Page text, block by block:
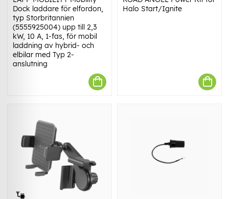
Dock laddare för elfordon,
typ Storbritannien
(5555925004) upp till 2,3
kW, 10 A, 1-fas, för mobil
laddning av hybrid- och
elbilar med Typ 2-
anslutning
Halo Start/Ignite